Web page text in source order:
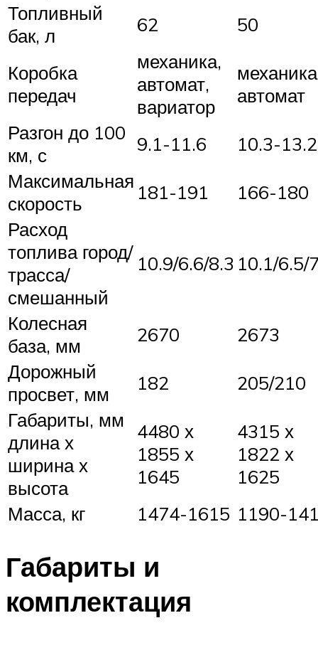
Топливный
бак, л
62 50
Коробка
передач
механика,
автомат,
вариатор
автомат
Разгон до 100
км, с
9.1-11.6
10.3-13.2
Максимальная
скорость
181-191
166-180
Расход
топлива город/
трасса/
смешанный
10.9/6.6/8.3 10.1/6.5/
Колесная
база, мм
2670
2673
Дорожный
просвет, мм
182
205/210
Габариты, мм
длина х
ширина х
высота
4480 х
1855 х
1645
4315 х
1822 х
1625
Масса, кг
1474-1615 1190-
Габариты и
комплектация